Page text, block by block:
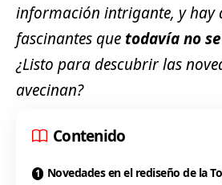
información intrigante, y hay
fascinantes que todavía no
¿Listo para descubrir las
avecinan?
Contenido
Novedades en el rediseño de la